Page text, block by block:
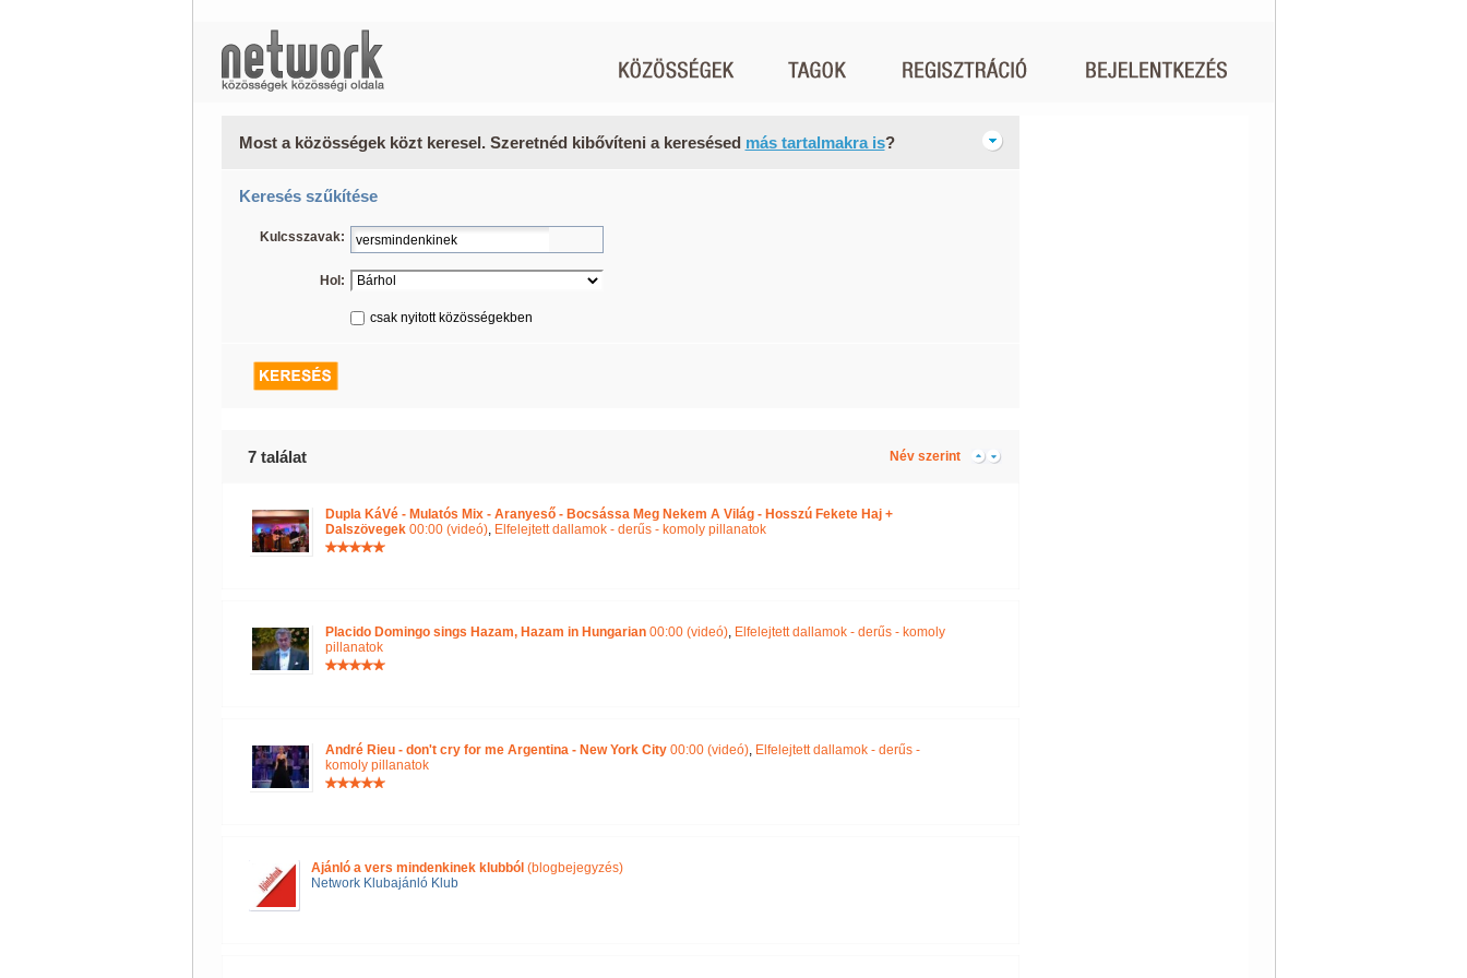
Most a közösségek közt keresel. Szeretnéd kibővíteni a keresésed más tartalmakra is?
Keresés szűkítése
Kulcsszavak:
Hol:
csak nyitott közösségekben
7 találat Név szerint
Dupla KáVé - Mulatós Mix - Aranyeső - Bocsássa Meg Nekem A Világ - Hosszú Fekete Haj +
Dalszövegek00:00 (videó), Elfelejtett dallamok - derűs - komoly pillanatok
Placido Domingo sings Hazam, Hazam in Hungarian00:00 (videó), Elfelejtett dallamok - derűs - komoly
pillanatok
André Rieu - don't cry for me Argentina - New York City00:00 (videó), Elfelejtett dallamok - derűs -
komoly pillanatok
Ajánló a vers mindenkinek klubból (blogbejegyzés)
Network Klubajánló Klub